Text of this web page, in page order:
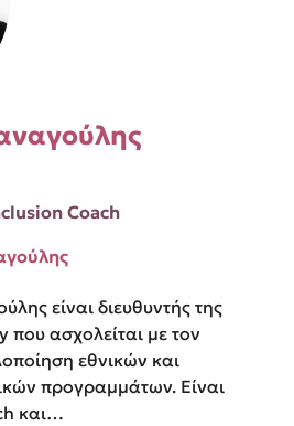
Coach
είναι διευθυντής της
που ασχολείται με τον
εθνικών και
προγραμμάτων. Είναι
και…